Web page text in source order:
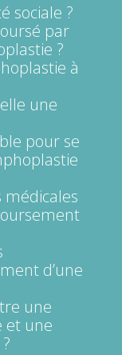
sociale ?
par
?
à
une
pour se
médicales
d’une
une
et une